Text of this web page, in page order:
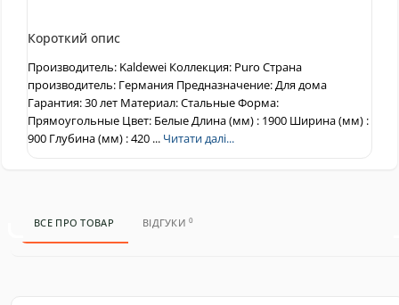
Короткий опис
Производитель: Kaldewei Коллекция: Puro Cтрана
производитель: Германия Предназначение: Для дома
Гарантия: 30 лет Материал: Стальные Форма:
Прямоугольные Цвет: Белые Длина (мм) : 1900 Ширина (мм) :
900 Глубина (мм) : 420 ... Читати далі...
ВСЕ ПРО ТОВАР ВІДГУКИ0